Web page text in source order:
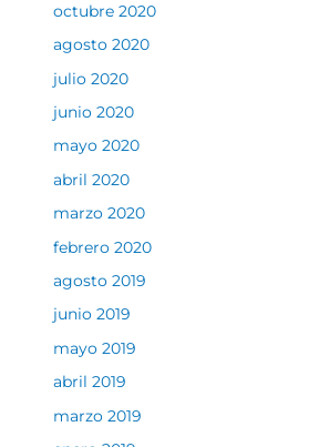
octubre 2020
agosto 2020
julio 2020
junio 2020
mayo 2020
abril 2020
marzo 2020
febrero 2020
agosto 2019
junio 2019
mayo 2019
abril 2019
marzo 2019